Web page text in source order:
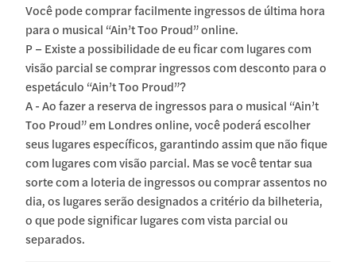
Você pode comprar facilmente ingressos de última hora
para o musical “Ain’t Too Proud” online.
P – Existe a possibilidade de eu ficar com lugares com
visão parcial se comprar ingressos com desconto para o
espetáculo “Ain’t Too Proud”?
A - Ao fazer a reserva de ingressos para o musical “Ain’t
Too Proud” em Londres online, você poderá escolher
seus lugares específicos, garantindo assim que não fique
com lugares com visão parcial. Mas se você tentar sua
sorte com a loteria de ingressos ou comprar assentos no
dia, os lugares serão designados a critério da bilheteria,
o que pode significar lugares com vista parcial ou
separados.